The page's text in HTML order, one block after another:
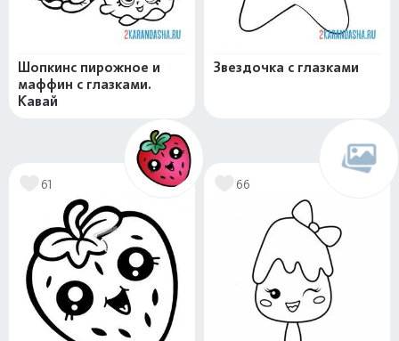
Шопкинс пирожное и
маффин с глазками.
Кавай
Звездочка с глазками
61 66